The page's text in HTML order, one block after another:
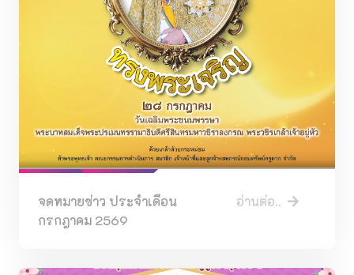
จดหมายข่าว ประจำเดือน
กรกฎาคม 2569
อ่านต่อ..